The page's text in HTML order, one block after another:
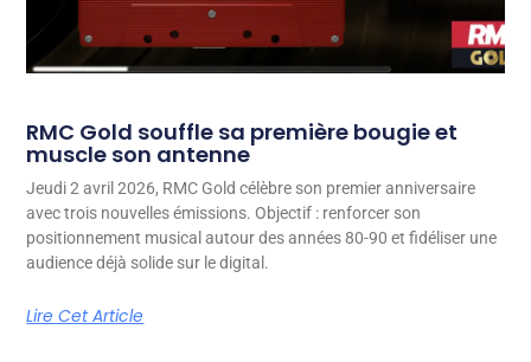
RMC Gold souffle sa première bougie et
muscle son antenne
Jeudi 2 avril 2026, RMC Gold célèbre son premier anniversaire
avec trois nouvelles émissions. Objectif : renforcer son
positionnement musical autour des années 80-90 et fidéliser une
audience déjà solide sur le digital.
Lire Cet Article